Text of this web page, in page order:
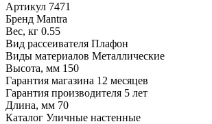
Артикул 7471
Бренд Mantra
Вес, кг 0.55
Вид рассеивателя Плафон
Виды материалов Металлические
Высота, мм 150
Гарантия магазина 12 месяцев
Гарантия производителя 5 лет
Длина, мм 70
Каталог Уличные настенные